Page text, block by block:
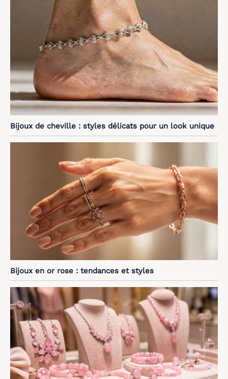
Bijoux de cheville : styles délicats pour un look unique
Bijoux en or rose : tendances et styles